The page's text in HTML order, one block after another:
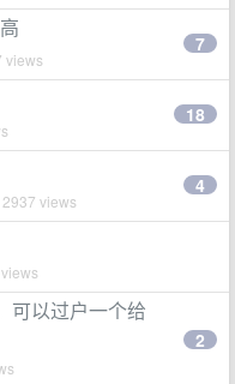
views
7
18
views
4
可以过户一个给
2